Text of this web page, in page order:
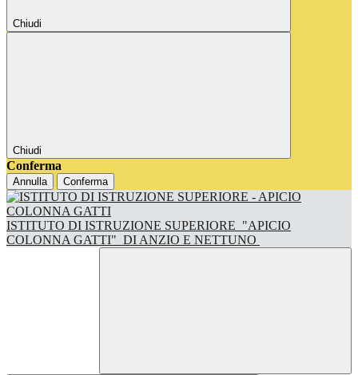
Chiudi
Chiudi
Conferma
Annulla Conferma
ISTITUTO DI ISTRUZIONE SUPERIORE "APICIO
COLONNA GATTI" DI ANZIO E NETTUNO